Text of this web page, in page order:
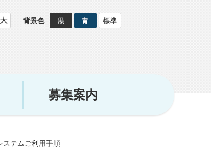
背景色
募集案内
ステムご利用手順